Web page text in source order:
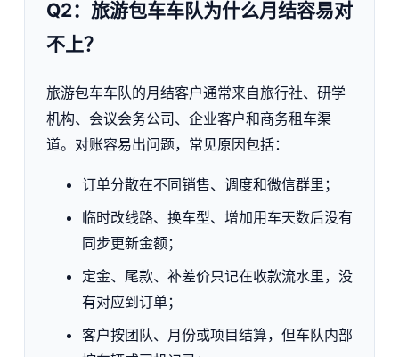
Q2：旅游包车车队为什么月结容易对
不上？
旅游包车车队的月结客户通常来自旅行社、研学
机构、会议会务公司、企业客户和商务租车渠
道。对账容易出问题，常见原因包括：
订单分散在不同销售、调度和微信群里；
临时改线路、换车型、增加用车天数后没有
同步更新金额；
定金、尾款、补差价只记在收款流水里，没
有对应到订单；
客户按团队、月份或项目结算，但车队内部